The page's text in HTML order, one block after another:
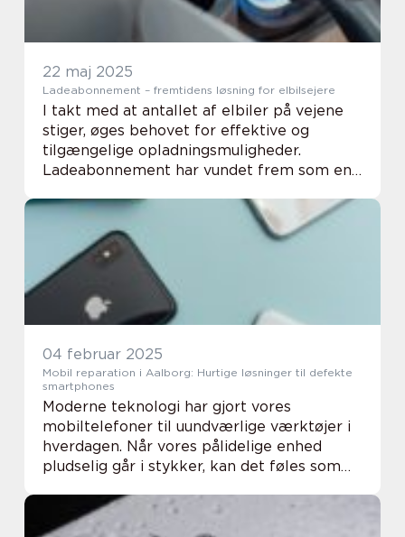
22 maj 2025
Ladeabonnement – fremtidens løsning for elbilsejere
I takt med at antallet af elbiler på vejene
stiger, øges behovet for effektive og
tilgængelige opladningsmuligheder.
Ladeabonnement har vundet frem som en
nem og bekymringsfri opl...
04 februar 2025
Mobil reparation i Aalborg: Hurtige løsninger til defekte
smartphones
Moderne teknologi har gjort vores
mobiltelefoner til uundværlige værktøjer i
hverdagen. Når vores pålidelige enhed
pludselig går i stykker, kan det føles som
dagligdagen. I A...